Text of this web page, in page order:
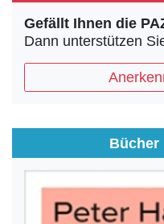
Gefällt Ihnen die
Dann unterstützen
Bücher